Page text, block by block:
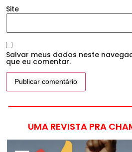
Site
Salvar meus dados neste
que eu comentar.
UMA REVISTA PRA